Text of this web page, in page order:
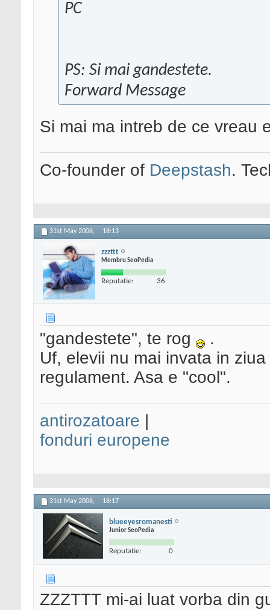
PC
PS: Si mai gandestete.
Forward Message
Si mai ma intreb de ce vreau
Co-founder of Deepstash.
31st May 2008, 18:13
zzzttt
Membru SeoPedia
Reputatie: 36
"gandestete", te rog
.
Uf, elevii nu mai invata in
regulament. Asa e "cool".
antirozatoare
fonduri europene
31st May 2008, 18:17
blueeyesromanesti
Junior SeoPedia
Reputatie: 0
ZZZTTT mi-ai luat vorba din